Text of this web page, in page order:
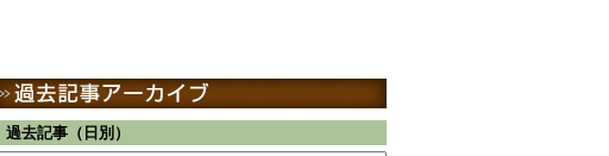
過去記事（日別）